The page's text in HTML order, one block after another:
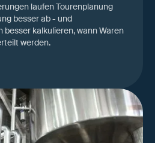
laufen Tourenplanung
besser ab - und
kalkulieren, wann Waren
werden.